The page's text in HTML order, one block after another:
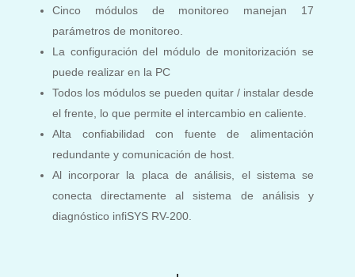
Cinco módulos de monitoreo manejan 17
parámetros de monitoreo.
La configuración del módulo de monitorización se
puede realizar en la PC
Todos los módulos se pueden quitar / instalar desde
el frente, lo que permite el intercambio en caliente.
Alta confiabilidad con fuente de alimentación
redundante y comunicación de host.
Al incorporar la placa de análisis, el sistema se
conecta directamente al sistema de análisis y
diagnóstico infiSYS RV-200.